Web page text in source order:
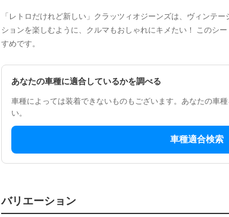
「レトロだけれど新しい」クラッツィオジーンズは、ヴィンテ
ションを楽しむように、クルマもおしゃれにキメたい！ このシ
すめです。
あなたの車種に適合しているかを調べる
車種によっては装着できないものもございます。あなたの車
い。
車種適合検索
バリエーション